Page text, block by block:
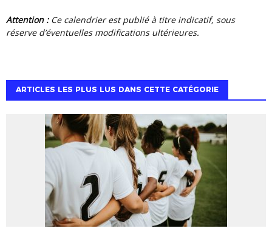
Attention :Ce calendrier est publié à titre indicatif, sous
réserve d’éventuelles modifications ultérieures.
ARTICLES LES PLUS LUS DANS CETTE CATÉGORIE